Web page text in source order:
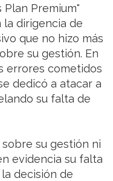
Premium"
la dirigencia de
que no hizo más
su gestión. En
errores cometidos
dedicó a atacar a
su falta de
su gestión ni
evidencia su falta
decisión de